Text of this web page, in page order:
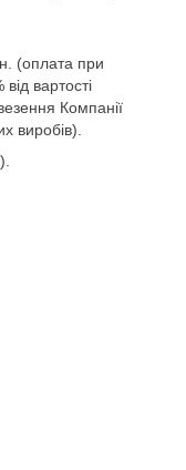
(оплата при
вартості
Компанії
виробів).